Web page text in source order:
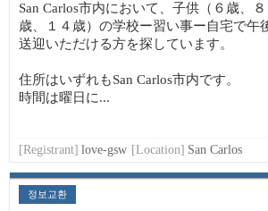
San Carlos市内において、子供（６歳、８
歳、１４歳）の学校ー習い事ー自宅で午
送迎いただける方を探しています。
住所はいずれもSan Carlos市内です。
時間は曜日に...
[Registrant] love-gsw [Location] San Carlos
정보교환